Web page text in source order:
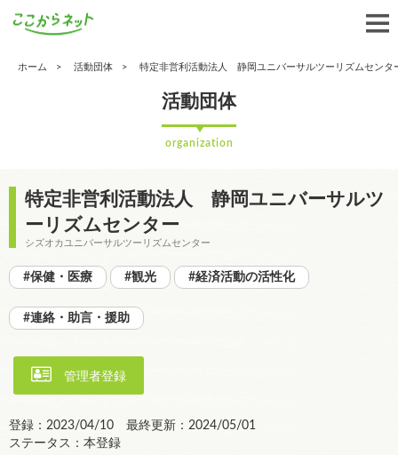
ホーム 活動団体 特定非営利活動法人 静岡ユニバーサルツーリズムセンタ
活動団体
organization
特定非営利活動法人 静岡ユニバーサルツ
ーリズムセンター
シズオカユニバーサルツーリズムセンター
#保健・医療 #観光 #経済活動の活性化
#連絡・助言・援助
管理者登録
登録：2023/04/10 最終更新：2024/05/01
ステータス：本登録